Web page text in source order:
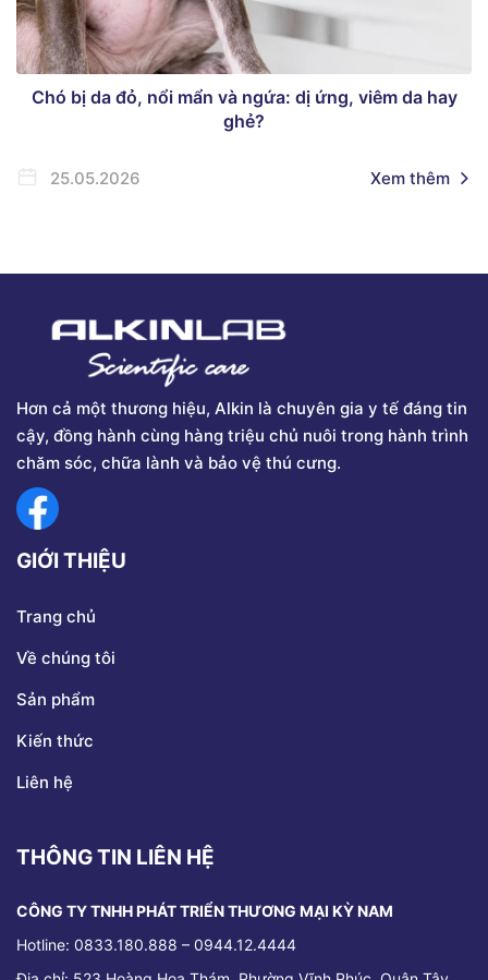
Chó bị da đỏ, nổi mẩn và ngứa: dị ứng, viêm da hay
ghẻ?
25.05.2026 Xem thêm
Hơn cả một thương hiệu, Alkin là chuyên gia y tế đáng tin
cậy, đồng hành cùng hàng triệu chủ nuôi trong hành trình
chăm sóc, chữa lành và bảo vệ thú cưng.
GIỚI THIỆU
Trang chủ
Về chúng tôi
Sản phẩm
Kiến thức
Liên hệ
THÔNG TIN LIÊN HỆ
CÔNG TY TNHH PHÁT TRIỂN THƯƠNG MẠI KỲ NAM
Hotline: 0833.180.888 – 0944.12.4444